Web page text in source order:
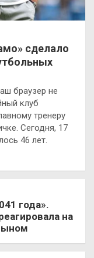
сделало
браузер не
клуб
тренеру
Сегодня, 17
46 лет.
года».
на